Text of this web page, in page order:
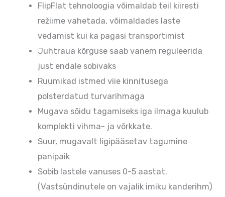
FlipFlat tehnoloogia võimaldab teil kiiresti
režiime vahetada, võimaldades laste
vedamist kui ka pagasi transportimist
Juhtraua kõrguse saab vanem reguleerida
just endale sobivaks
Ruumikad istmed viie kinnitusega
polsterdatud turvarihmaga
Mugava sõidu tagamiseks iga ilmaga kuulub
komplekti vihma- ja võrkkate.
Suur, mugavalt ligipääsetav tagumine
panipaik
Sobib lastele vanuses 0-5 aastat.
(Vastsündinutele on vajalik imiku kanderihm)